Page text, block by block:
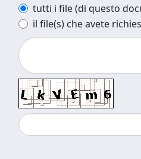
tutti i file (di questo
il file(s) che avete